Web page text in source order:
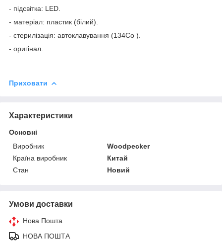
- підсвітка: LED.
- матеріал: пластик (білий).
- стерилізація: автоклавування (134Со ).
- оригінал.
Приховати
Характеристики
Основні
Виробник
Woodpecker
Країна виробник
Китай
Стан
Новий
Умови доставки
Нова Пошта
НОВА ПОШТА